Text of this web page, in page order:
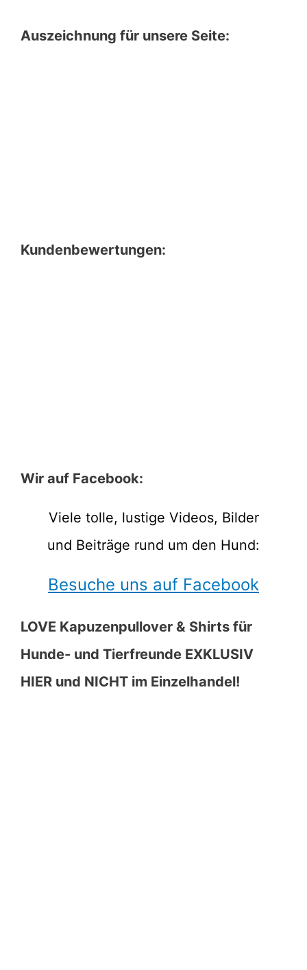
Auszeichnung für unsere Seite:
Kundenbewertungen:
Wir auf Facebook:
Viele tolle, lustige Videos, Bilder
und Beiträge rund um den Hund:
Besuche uns auf Facebook
LOVE Kapuzenpullover & Shirts für
Hunde- und Tierfreunde EXKLUSIV
HIER und NICHT im Einzelhandel!